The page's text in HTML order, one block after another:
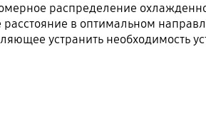
распределение
в оптимальном
устранить необходимость